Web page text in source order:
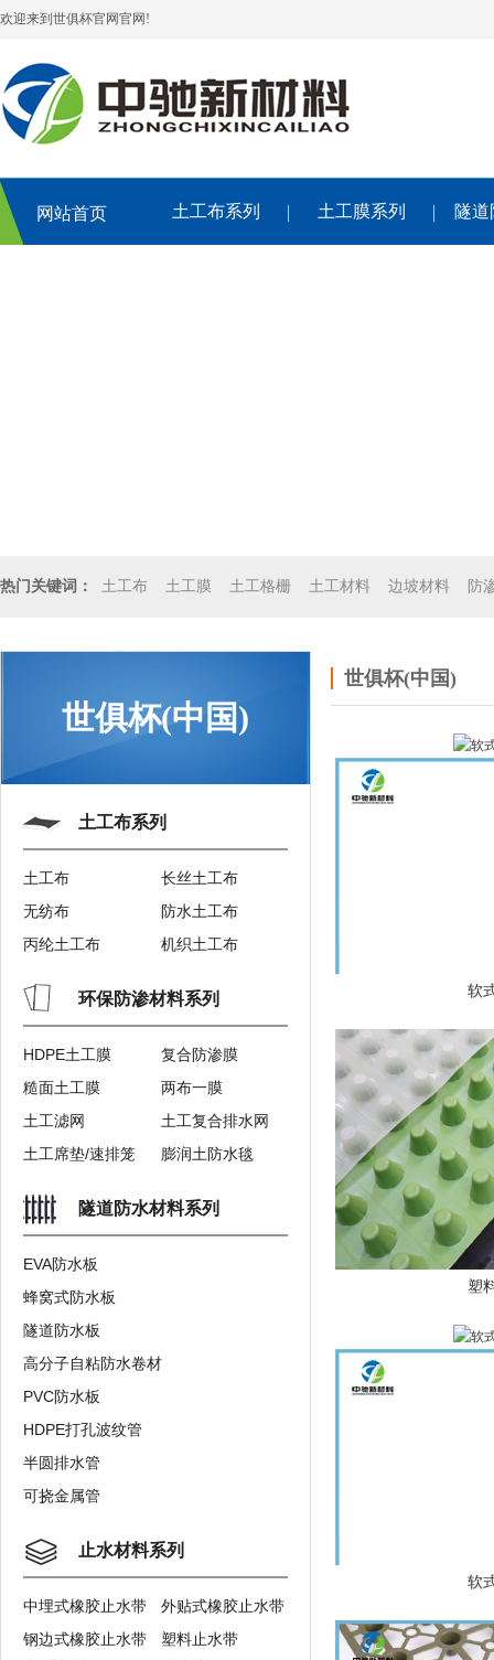
欢迎来到世俱杯官网官网!
网站首页 土工布系列 土工膜系列 隧道
热门关键词： 土工布 土工膜 土工格栅 土工材料 边坡材料 防
世俱杯(中国)
土工布系列
土工布
长丝土工布
无纺布
防水土工布
丙纶土工布
机织土工布
环保防渗材料系列
HDPE土工膜
复合防渗膜
糙面土工膜
两布一膜
土工滤网
土工复合排水网
土工席垫/速排笼
膨润土防水毯
隧道防水材料系列
EVA防水板
蜂窝式防水板
隧道防水板
高分子自粘防水卷材
PVC防水板
HDPE打孔波纹管
半圆排水管
可挠金属管
止水材料系列
中埋式橡胶止水带
外贴式橡胶止水带
钢边式橡胶止水带
塑料止水带
世俱杯(中国)
软
塑
软